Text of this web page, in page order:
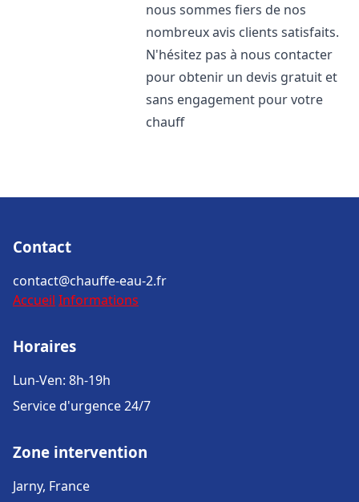
nous sommes fiers de nos
nombreux avis clients satisfaits.
N'hésitez pas à nous contacter
pour obtenir un devis gratuit et
sans engagement pour votre
chauff
Contact
contact@chauffe-eau-2.fr
Accueil Informations
Horaires
Lun-Ven: 8h-19h
Service d'urgence 24/7
Zone intervention
Jarny, France